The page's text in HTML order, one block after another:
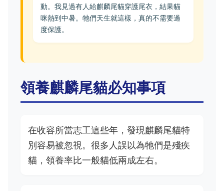
動。我見過有人給麒麟尾貓穿護尾衣，結果貓
咪熱到中暑。牠們天生就這樣，真的不需要過
度保護。
領養麒麟尾貓必知事項
在收容所當志工這些年，發現麒麟尾貓特
別容易被忽視。很多人誤以為牠們是殘疾
貓，領養率比一般貓低兩成左右。